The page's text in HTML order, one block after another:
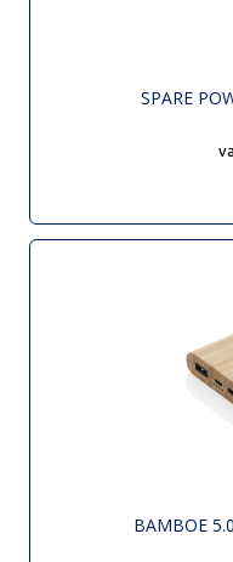
SPARE
BAMBOE